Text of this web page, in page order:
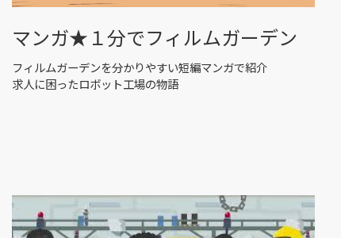
マンガ★１分でフィルムガーデン
フィルムガーデンを分かりやすい短編マンガで紹介
求人に困ったロボット工場の物語